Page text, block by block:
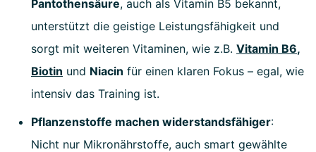
Pantothensäure, auch als Vitamin B5 bekannt,
unterstützt die geistige Leistungsfähigkeit und
sorgt mit weiteren Vitaminen, wie z.B. Vitamin B6,
Biotin und Niacin für einen klaren Fokus – egal, wie
intensiv das Training ist.
Pflanzenstoffe machen widerstandsfähiger:
Nicht nur Mikronährstoffe, auch smart gewählte